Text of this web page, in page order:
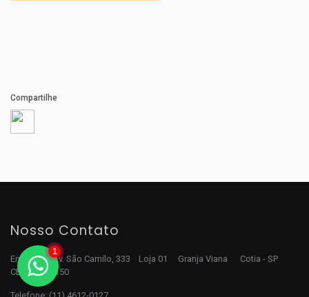
Compartilhe
Nosso Contato
Endereço: Av. São Camilo, 333 Loja 01 Granja Viana Cotia - SP
CEP 06709-150
1